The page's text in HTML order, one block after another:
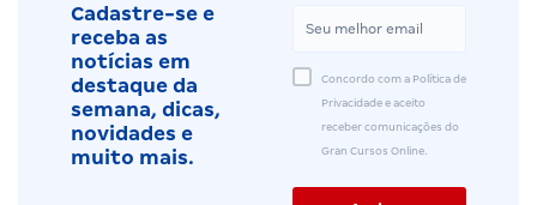
Cadastre-se e
receba as
notícias em
destaque da
semana, dicas,
novidades e
muito mais.
Concordo com a Política de
Privacidade e aceito
receber comunicações do
Gran Cursos Online.